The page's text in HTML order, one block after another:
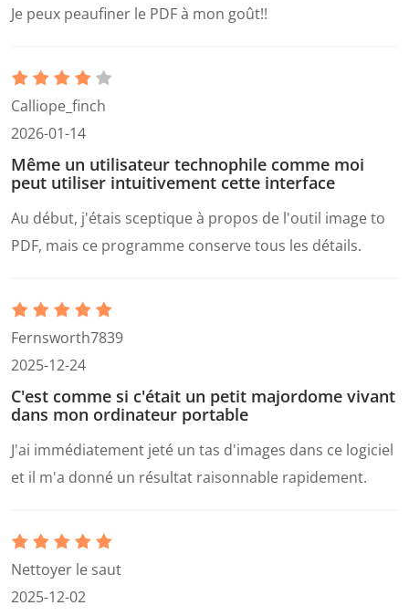
Je peux peaufiner le PDF à mon goût!!
Calliope_finch
2026-01-14
Même un utilisateur technophile comme moi
peut utiliser intuitivement cette interface
Au début, j'étais sceptique à propos de l'outil image to
PDF, mais ce programme conserve tous les détails.
Fernsworth7839
2025-12-24
C'est comme si c'était un petit majordome vivant
dans mon ordinateur portable
J'ai immédiatement jeté un tas d'images dans ce logiciel
et il m'a donné un résultat raisonnable rapidement.
Nettoyer le saut
2025-12-02